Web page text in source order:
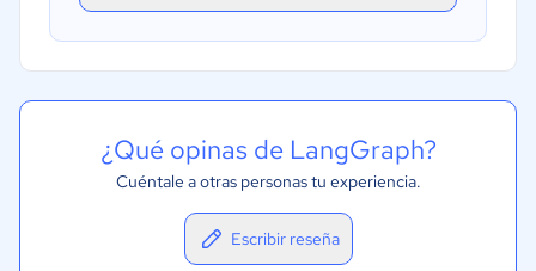
¿Qué opinas de LangGraph?
Cuéntale a otras personas tu experiencia.
Escribir reseña